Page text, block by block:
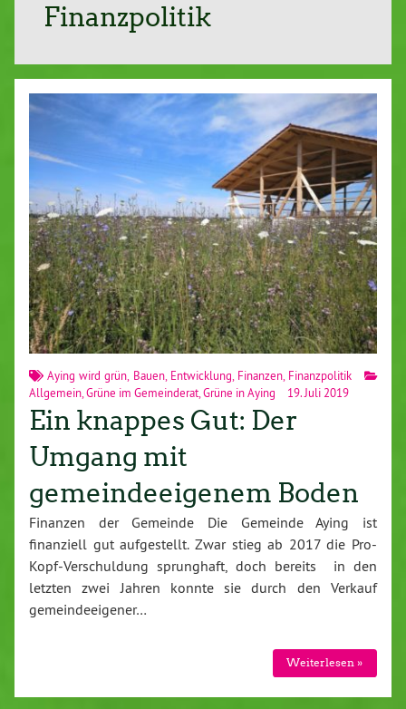
Finanzpolitik
Aying wird grün, Bauen, Entwicklung, Finanzen, Finanzpolitik
Allgemein,Grüne im Gemeinderat,Grüne in Aying 19. Juli 2019
Ein knappes Gut: Der
Umgang mit
gemeindeeigenem Boden
Finanzen der Gemeinde Die Gemeinde Aying ist
finanziell gut aufgestellt. Zwar stieg ab 2017 die Pro-
Kopf-Verschuldung sprunghaft, doch bereits in den
letzten zwei Jahren konnte sie durch den Verkauf
gemeindeeigener…
Weiterlesen »